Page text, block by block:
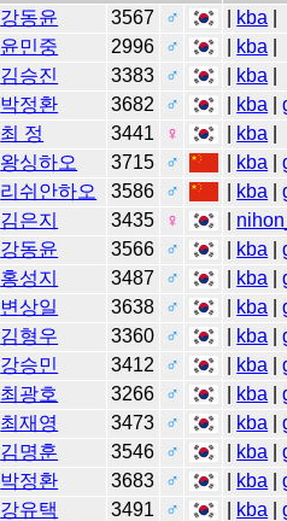
강동윤 3567 ♂ kba
윤민중 2996 ♂ kba
김승진 3383 ♂ kba
박정환 3682 ♂ kba |
최 정 3441 ♀ kba
왕싱하오 3715 ♂ kba |
리쉬안하오 3586 ♂ kba |
김은지 3435 ♀
강동윤 3566 ♂ kba |
홍성지 3487 ♂ kba |
변상일 3638 ♂ kba |
김형우 3360 ♂ kba |
강승민 3412 ♂ kba |
최광호 3266 ♂ kba |
최재영 3473 ♂ kba |
김명훈 3546 ♂ kba |
박정환 3683 ♂ kba |
강유택 3491 ♂ kba |